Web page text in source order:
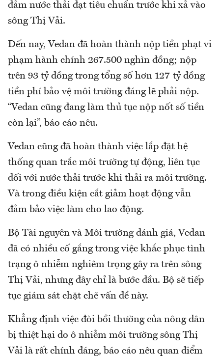
đảm nước thải đạt tiêu chuẩn trước khi xả vào
sông Thị Vải.
Đến nay, Vedan đã hoàn thành nộp tiền phạt vi
phạm hành chính 267.500 nghìn đồng; nộp
trên 93 tỷ đồng trong tổng số hơn 127 tỷ đồng
tiền phí bảo vệ môi trường đáng lẽ phải nộp.
“Vedan cũng đang làm thủ tục nộp nốt số tiền
còn lại”, báo cáo nêu.
Vedan cũng đã hoàn thành việc lắp đặt hệ
thống quan trắc môi trường tự động, liên tục
đối với nước thải trước khi thải ra môi trường.
Và trong điều kiện cắt giảm hoạt động vẫn
đảm bảo việc làm cho lao động.
Bộ Tài nguyên và Môi trường đánh giá, Vedan
đã có nhiều cố gắng trong việc khắc phục tình
trạng ô nhiễm nghiêm trọng gây ra trên sông
Thị Vải, nhưng đây chỉ là bước đầu. Bộ sẽ tiếp
tục giám sát chặt chẽ vấn đề này.
Khẳng định việc đòi bồi thường của nông dân
bị thiệt hại do ô nhiễm môi trường sông Thị
Vải là rất chính đáng, báo cáo nêu quan điểm